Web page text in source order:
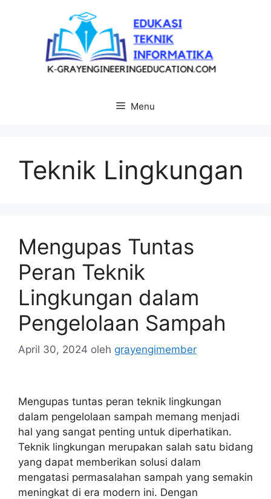
Menu
Teknik Lingkungan
Mengupas Tuntas
Peran Teknik
Lingkungan dalam
Pengelolaan Sampah
April 30, 2024 oleh grayengimember
Mengupas tuntas peran teknik lingkungan
dalam pengelolaan sampah memang menjadi
hal yang sangat penting untuk diperhatikan.
Teknik lingkungan merupakan salah satu bidang
yang dapat memberikan solusi dalam
mengatasi permasalahan sampah yang semakin
meningkat di era modern ini. Dengan